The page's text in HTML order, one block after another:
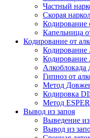
Частный
Скорая
Кодирование
Капельница
Кодирование от
Гипноз от
Метод
Кодировка
Метод
Вывод из запоя
Выведение из
Вывод из